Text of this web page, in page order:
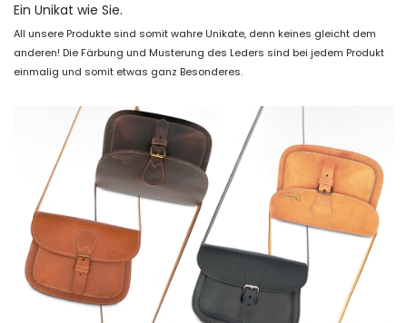
Ein Unikat wie Sie.
All unsere Produkte sind somit wahre Unikate, denn keines gleicht dem
anderen! Die Färbung und Musterung des Leders sind bei jedem Produkt
einmalig und somit etwas ganz Besonderes.